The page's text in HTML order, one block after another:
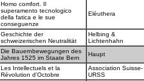
Homo comfort. Il
superamento tecnologico
della fatica e le sue
conseguenze
Elèuthera
Geschichte der
schweizerischen Neutralität
Helbing &
Lichtenhahn
Die Bauernbewegungen des
Jahres 1525 im Staate Bern
Haupt
Les Intellectuels et la
Révolution d'Octobre
Association Suisse-
URSS